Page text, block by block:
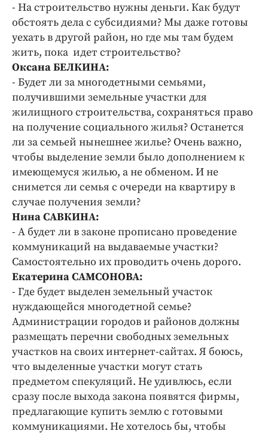
- На строительство нужны деньги. Как будут
обстоять дела с субсидиями? Мы даже готовы
уехать в другой район, но где мы там будем
жить, пока идет строительство?
Оксана БЕЛКИНА:
- Будет ли за многодетными семьями,
получившими земельные участки для
жилищного строительства, сохраняться право
на получение социального жилья? Останется
ли за семьей нынешнее жилье? Очень важно,
чтобы выделение земли было дополнением к
имеющемуся жилью, а не обменом. И не
снимется ли семья с очереди на квартиру в
случае получения земли?
Нина САВКИНА:
- А будет ли в законе прописано проведение
коммуникаций на выдаваемые участки?
Самостоятельно их проводить очень дорого.
Екатерина САМСОНОВА:
- Где будет выделен земельный участок
нуждающейся многодетной семье?
Администрации городов и районов должны
размещать перечни свободных земельных
участков на своих интернет-сайтах. Я боюсь,
что выделенные участки могут стать
предметом спекуляций. Не удивлюсь, если
сразу после выхода закона появятся фирмы,
предлагающие купить землю с готовыми
коммуникациями. Не хотелось бы, чтобы